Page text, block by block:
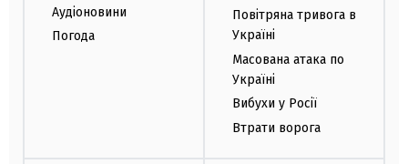
Аудіоновини
Погода
Повітряна тривога в
Україні
Масована атака по
Україні
Вибухи у Росії
Втрати ворога